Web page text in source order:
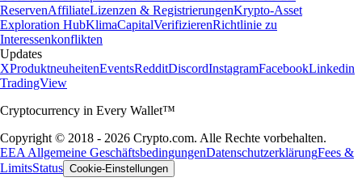
ReservenAffiliateLizenzen & RegistrierungenKrypto-Asset
Exploration HubKlimaCapitalVerifizierenRichtlinie zu
Interessenkonflikten
Updates
XProduktneuheitenEventsRedditDiscordInstagramFacebookLinkedin
TradingView
Cryptocurrency in Every Wallet™
Copyright © 2018 - 2026 Crypto.com. Alle Rechte vorbehalten.
EEA Allgemeine GeschäftsbedingungenDatenschutzerklärungFees &
LimitsStatus Cookie-Einstellungen